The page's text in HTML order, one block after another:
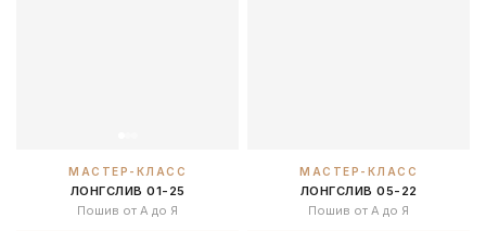
МАСТЕР-КЛАСС
ЛОНГСЛИВ 01-25
Пошив от А до Я
МАСТЕР-КЛАСС
ЛОНГСЛИВ 05-22
Пошив от А до Я